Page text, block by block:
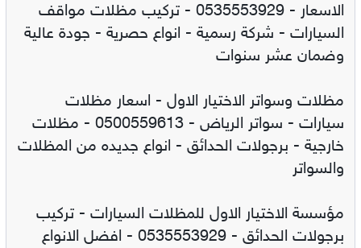
الاسعار - 0535553929 - تركيب مظلات مواقف
السيارات - شركة رسمية - انواع حصرية - جودة عالية
وضمان عشر سنوات
مظلات وسواتر الاختيار الاول - اسعار مظلات
سيارات - سواتر الرياض - 0500559613 - مظلات
خارجية - برجولات الحدائق - انواع جديده من المظلات
والسواتر
مؤسسة الاختيار الاول للمظلات السيارات - تركيب
برجولات الحدائق - 0535553929 - افضل الانواع